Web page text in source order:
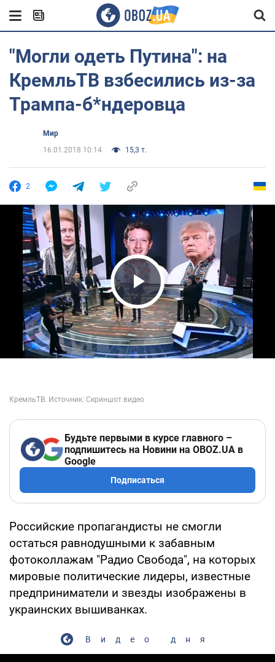
"Могли одеть Путина": на
КремльТВ взбесились из-за
Трампа-б*ндеровца
Мир
16.01.2018 10:14
15,3 т.
2
Play Video
Будьте первыми в курсе главного –
подпишитесь на Новини на OBOZ.UA в
Google
Подписаться
Российские пропагандисты не смогли
остаться равнодушными к забавным
фотоколлажам "Радио Свобода", на которых
мировые политические лидеры, известные
предприниматели и звезды изображены в
украинских вышиванках.
Видео дня